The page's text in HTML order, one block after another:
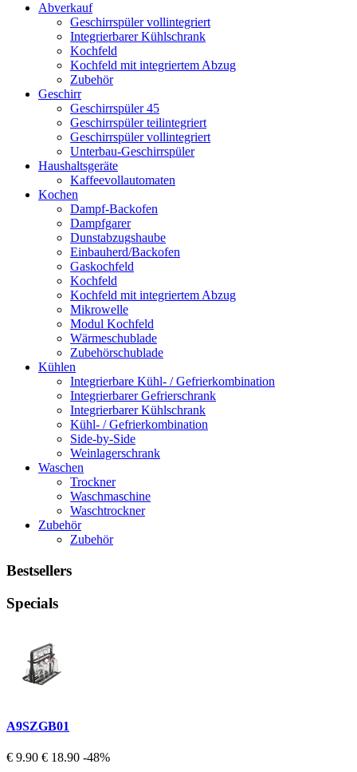
Abverkauf
Geschirrspüler vollintegriert
Integrierbarer Kühlschrank
Kochfeld
Kochfeld mit integriertem Abzug
Zubehör
Geschirr
Geschirrspüler 45
Geschirrspüler teilintegriert
Geschirrspüler vollintegriert
Unterbau-Geschirrspüler
Haushaltsgeräte
Kaffeevollautomaten
Kochen
Dampf-Backofen
Dampfgarer
Dunstabzugshaube
Einbauherd/Backofen
Gaskochfeld
Kochfeld
Kochfeld mit integriertem Abzug
Mikrowelle
Modul Kochfeld
Wärmeschublade
Zubehörschublade
Kühlen
Integrierbare Kühl- / Gefrierkombination
Integrierbarer Gefrierschrank
Integrierbarer Kühlschrank
Kühl- / Gefrierkombination
Side-by-Side
Weinlagerschrank
Waschen
Trockner
Waschmaschine
Waschtrockner
Zubehör
Zubehör
Bestsellers
Specials
A9SZGB01
€ 9.90 € 18.90 -48%